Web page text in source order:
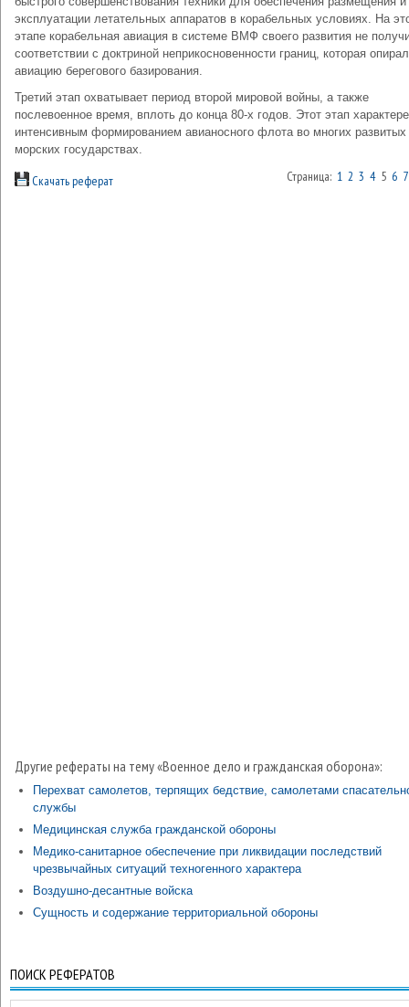
эксплуатации летательных аппаратов в корабельных условиях. На
этапе корабельная авиация в системе ВМФ своего развития не
соответствии с доктриной неприкосновенности границ, которая
авиацию берегового базирования.
Третий этап охватывает период второй мировой войны, а также
послевоенное время, вплоть до конца 80-х годов. Этот этап
интенсивным формированием авианосного флота во многих развитых
морских государствах.
Скачать реферат Страница: 1 2 3 45 6 7
Другие рефераты на тему «Военное дело и гражданская оборона»:
Перехват самолетов, терпящих бедствие, самолетами
службы
Медицинская служба гражданской обороны
Медико-санитарное обеспечение при ликвидации последствий
чрезвычайных ситуаций техногенного характера
Воздушно-десантные войска
Сущность и содержание территориальной обороны
ПОИСК РЕФЕРАТОВ